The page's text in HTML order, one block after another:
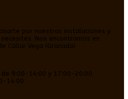
por nuestras instalaciones y
Nos encontramos en
Cúllar Vega (Granada)
de 9:00-14:00 y 17:00-20:00
14:00